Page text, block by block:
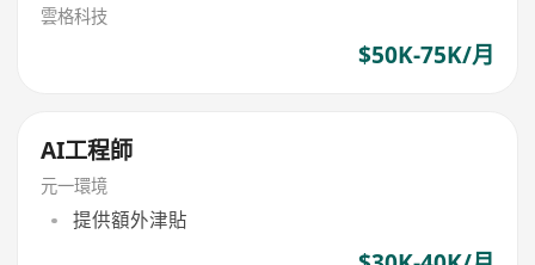
雲格科技
$50K-75K/月
AI工程師
元一環境
提供額外津貼